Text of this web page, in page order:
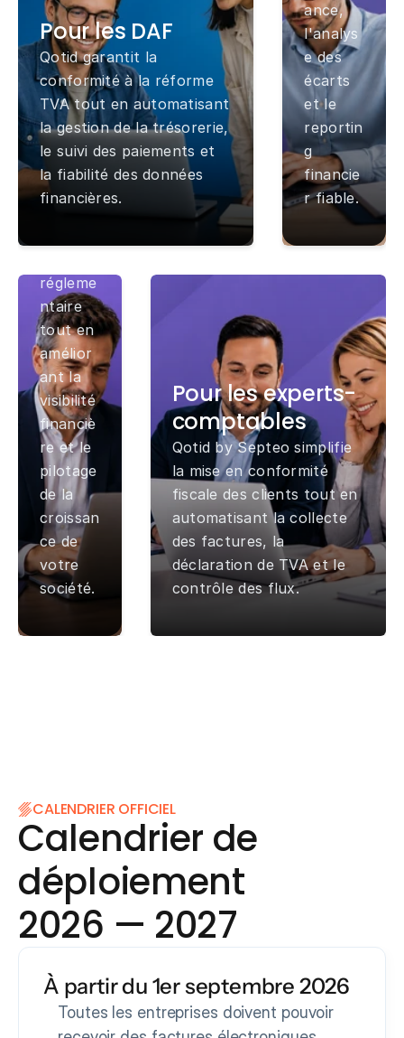
Pour les DAF
Qotid garantit la
conformité à la réforme
TVA tout en automatisant
la gestion de la trésorerie,
le suivi des paiements et
la fiabilité des données
financières.
ance,
l'analys
e des
écarts
et le
reportin
g
financie
r fiable.
Pour
les
dirig
eant
s
Vous
sécurise
régleme
ntaire
tout en
amélior
ant la
visibilité
financiè
re et le
pilotage
de la
croissan
ce de
votre
société.
Pour les experts-
comptables
Qotid by Septeo simplifie
la mise en conformité
fiscale des clients tout en
automatisant la collecte
des factures, la
déclaration de TVA et le
contrôle des flux.
CALENDRIER OFFICIEL
Calendrier de
déploiement
2026 — 2027
À partir du 1er septembre 2026
Toutes les entreprises doivent pouvoir